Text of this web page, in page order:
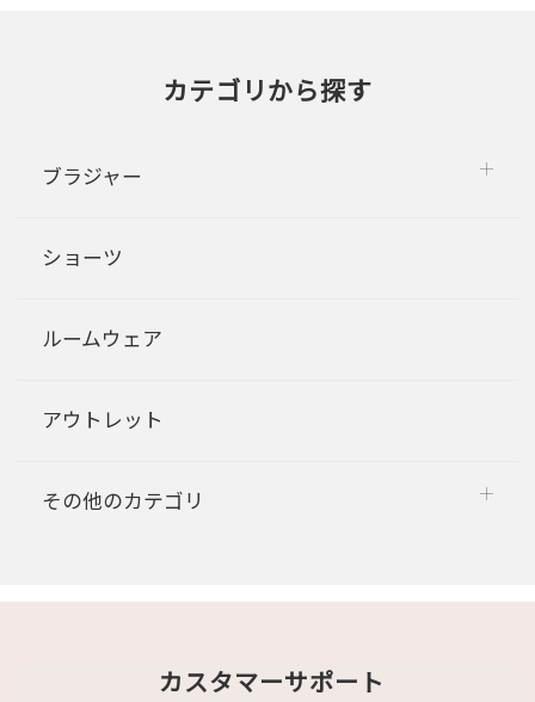
カテゴリから探す
ブラジャー
ショーツ
ルームウェア
アウトレット
その他のカテゴリ
カスタマーサポート